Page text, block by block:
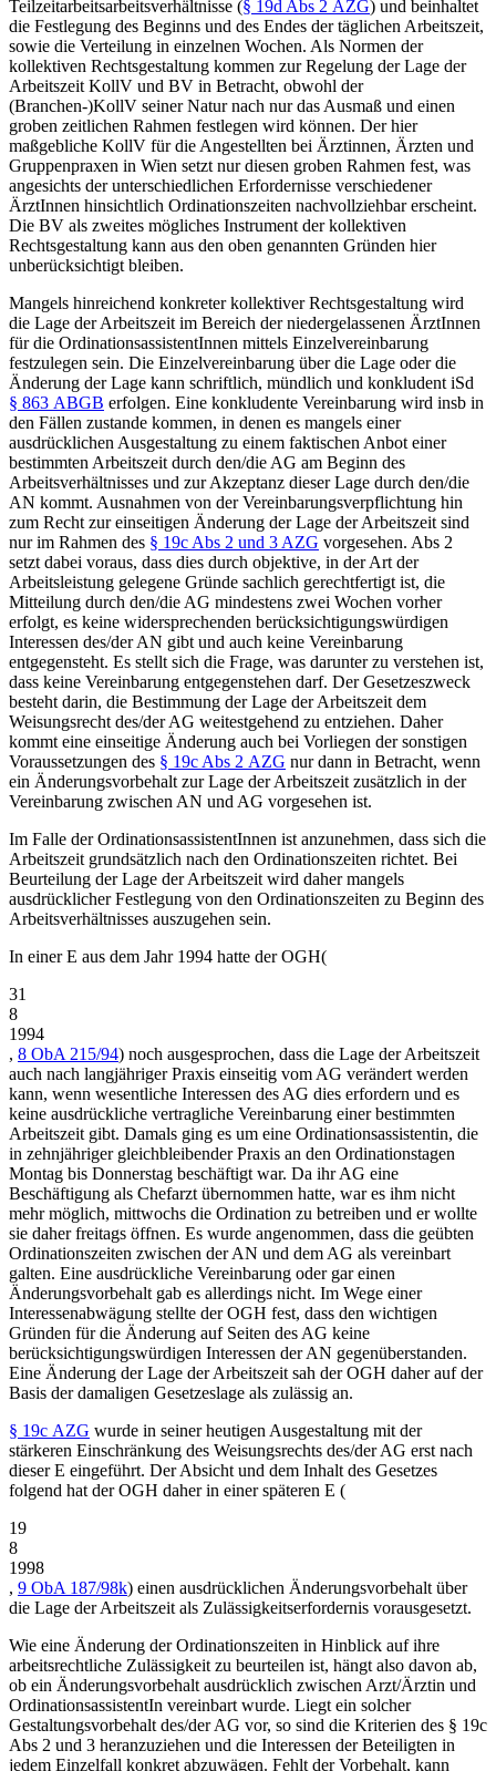
Teilzeitarbeitsarbeitsverhältnisse (§ 19d Abs 2 AZG) und beinhaltet
die Festlegung des Beginns und des Endes der täglichen Arbeitszeit,
sowie die Verteilung in einzelnen Wochen. Als Normen der
kollektiven Rechtsgestaltung kommen zur Regelung der Lage der
Arbeitszeit KollV und BV in Betracht, obwohl der
(Branchen-)KollV seiner Natur nach nur das Ausmaß und einen
groben zeitlichen Rahmen festlegen wird können. Der hier
maßgebliche KollV für die Angestellten bei Ärztinnen, Ärzten und
Gruppenpraxen in Wien setzt nur diesen groben Rahmen fest, was
angesichts der unterschiedlichen Erfordernisse verschiedener
ÄrztInnen hinsichtlich Ordinationszeiten nachvollziehbar erscheint.
Die BV als zweites mögliches Instrument der kollektiven
Rechtsgestaltung kann aus den oben genannten Gründen hier
unberücksichtigt bleiben.
Mangels hinreichend konkreter kollektiver Rechtsgestaltung wird
die Lage der Arbeitszeit im Bereich der niedergelassenen ÄrztInnen
für die OrdinationsassistentInnen mittels Einzelvereinbarung
festzulegen sein. Die Einzelvereinbarung über die Lage oder die
Änderung der Lage kann schriftlich, mündlich und konkludent iSd
§ 863 ABGB erfolgen. Eine konkludente Vereinbarung wird insb in
den Fällen zustande kommen, in denen es mangels einer
ausdrücklichen Ausgestaltung zu einem faktischen Anbot einer
bestimmten Arbeitszeit durch den/die AG am Beginn des
Arbeitsverhältnisses und zur Akzeptanz dieser Lage durch den/die
AN kommt. Ausnahmen von der Vereinbarungsverpflichtung hin
zum Recht zur einseitigen Änderung der Lage der Arbeitszeit sind
nur im Rahmen des § 19c Abs 2 und 3 AZG vorgesehen. Abs 2
setzt dabei voraus, dass dies durch objektive, in der Art der
Arbeitsleistung gelegene Gründe sachlich gerechtfertigt ist, die
Mitteilung durch den/die AG mindestens zwei Wochen vorher
erfolgt, es keine widersprechenden berücksichtigungswürdigen
Interessen des/der AN gibt und auch keine Vereinbarung
entgegensteht. Es stellt sich die Frage, was darunter zu verstehen ist,
dass keine Vereinbarung entgegenstehen darf. Der Gesetzeszweck
besteht darin, die Bestimmung der Lage der Arbeitszeit dem
Weisungsrecht des/der AG weitestgehend zu entziehen. Daher
kommt eine einseitige Änderung auch bei Vorliegen der sonstigen
Voraussetzungen des § 19c Abs 2 AZG nur dann in Betracht, wenn
ein Änderungsvorbehalt zur Lage der Arbeitszeit zusätzlich in der
Vereinbarung zwischen AN und AG vorgesehen ist.
Im Falle der OrdinationsassistentInnen ist anzunehmen, dass sich die
Arbeitszeit grundsätzlich nach den Ordinationszeiten richtet. Bei
Beurteilung der Lage der Arbeitszeit wird daher mangels
ausdrücklicher Festlegung von den Ordinationszeiten zu Beginn des
Arbeitsverhältnisses auszugehen sein.
In einer E aus dem Jahr 1994 hatte derOGH(
31
8
1994
, 8 ObA 215/94) noch ausgesprochen, dass die Lage der Arbeitszeit
auch nach langjähriger Praxis einseitig vom AG verändert werden
kann, wenn wesentliche Interessen des AG dies erfordern und es
keine ausdrückliche vertragliche Vereinbarung einer bestimmten
Arbeitszeit gibt. Damals ging es um eine Ordinationsassistentin, die
in zehnjähriger gleichbleibender Praxis an den Ordinationstagen
Montag bis Donnerstag beschäftigt war. Da ihr AG eine
Beschäftigung als Chefarzt übernommen hatte, war es ihm nicht
mehr möglich, mittwochs die Ordination zu betreiben und er wollte
sie daher freitags öffnen. Es wurde angenommen, dass die geübten
Ordinationszeiten zwischen der AN und dem AG als vereinbart
galten. Eine ausdrückliche Vereinbarung oder gar einen
Änderungsvorbehalt gab es allerdings nicht. Im Wege einer
Interessenabwägung stellte der OGH fest, dass den wichtigen
Gründen für die Änderung auf Seiten des AG keine
berücksichtigungswürdigen Interessen der AN gegenüberstanden.
Eine Änderung der Lage der Arbeitszeit sah der OGH daher auf der
Basis der damaligen Gesetzeslage als zulässig an.
§ 19c AZG wurde in seiner heutigen Ausgestaltung mit der
stärkeren Einschränkung des Weisungsrechts des/der AG erst nach
dieser E eingeführt. Der Absicht und dem Inhalt des Gesetzes
folgend hat derOGH daher in einer späteren E (
19
8
1998
, 9 ObA 187/98k) einen ausdrücklichen Änderungsvorbehalt über
die Lage der Arbeitszeit als Zulässigkeitserfordernis vorausgesetzt.
Wie eine Änderung der Ordinationszeiten in Hinblick auf ihre
arbeitsrechtliche Zulässigkeit zu beurteilen ist, hängt also davon ab,
ob ein Änderungsvorbehalt ausdrücklich zwischen Arzt/Ärztin und
OrdinationsassistentIn vereinbart wurde. Liegt ein solcher
Gestaltungsvorbehalt des/der AG vor, so sind die Kriterien des § 19c
Abs 2 und 3 heranzuziehen und die Interessen der Beteiligten in
jedem Einzelfall konkret abzuwägen. Fehlt der Vorbehalt, kann